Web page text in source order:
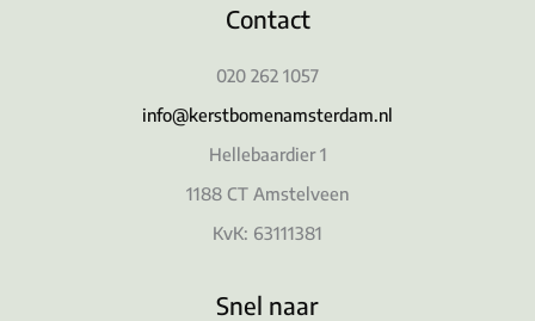
Contact
020 262 1057
info@kerstbomenamsterdam.nl
Hellebaardier 1
1188 CT Amstelveen
KvK: 63111381
Snel naar